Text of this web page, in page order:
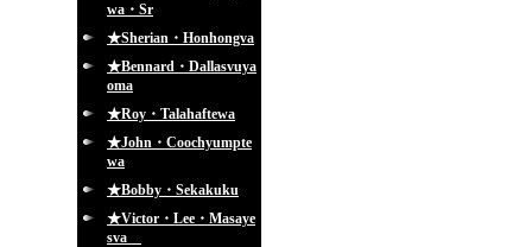
wa・Sr
★Sherian・Honhongva
★Bennard・Dallasvuya
oma
★Roy・Talahaftewa
★John・Coochyumpte
wa
★Bobby・Sekakuku
★Victor・Lee・Masaye
sva